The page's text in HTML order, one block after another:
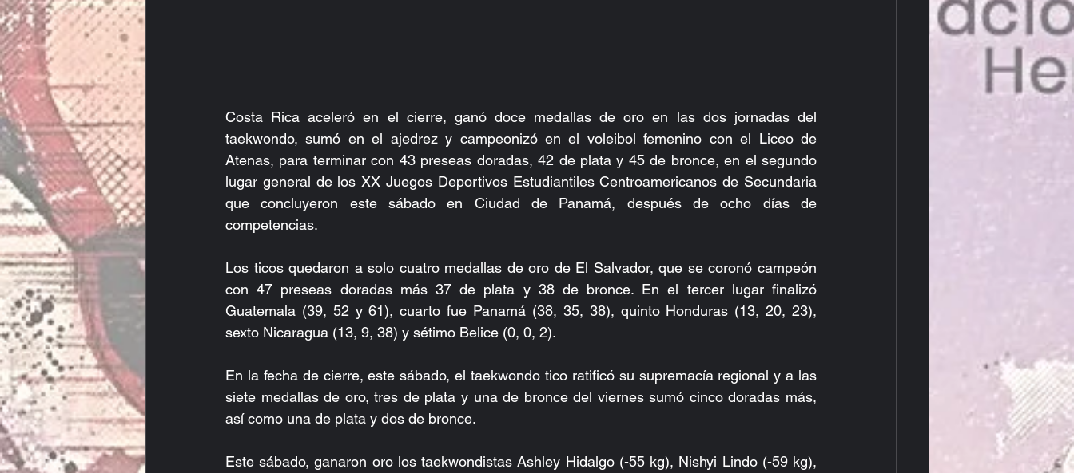
Costa Rica aceleró en el cierre, ganó doce medallas de oro en las dos jornadas del
taekwondo, sumó en el ajedrez y campeonizó en el voleibol femenino con el Liceo de
Atenas, para terminar con 43 preseas doradas, 42 de plata y 45 de bronce, en el segundo
lugar general de los XX Juegos Deportivos Estudiantiles Centroamericanos de Secundaria
que concluyeron este sábado en Ciudad de Panamá, después de ocho días de
competencias.
Los ticos quedaron a solo cuatro medallas de oro de El Salvador, que se coronó campeón
con 47 preseas doradas más 37 de plata y 38 de bronce. En el tercer lugar finalizó
Guatemala (39, 52 y 61), cuarto fue Panamá (38, 35, 38), quinto Honduras (13, 20, 23),
sexto Nicaragua (13, 9, 38) y sétimo Belice (0, 0, 2).
En la fecha de cierre, este sábado, el taekwondo tico ratificó su supremacía regional y a las
siete medallas de oro, tres de plata y una de bronce del viernes sumó cinco doradas más,
así como una de plata y dos de bronce.
Este sábado, ganaron oro los taekwondistas Ashley Hidalgo (-55 kg), Nishyi Lindo (-59 kg),